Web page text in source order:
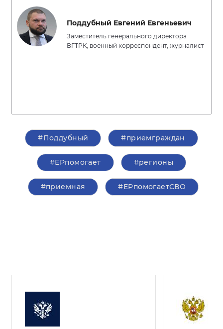
Поддубный Евгений Евгеньевич
Заместитель генерального директора
ВГТРК, военный корреспондент, журналист
#Поддубный #приемграждан
#ЕРпомогает #регионы
#приемная #ЕРпомогаетСВО